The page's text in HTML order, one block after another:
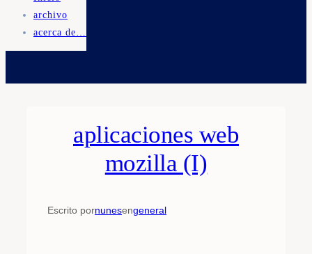
archivo
acerca de…
aplicaciones web
mozilla (I)
Escrito pornunesengeneral